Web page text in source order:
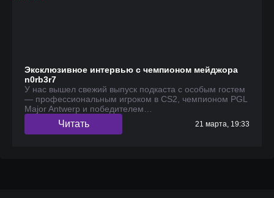
Эксклюзивное интервью с чемпионом мейджора
n0rb3r7
У нас вышел свежий выпуск подкаста с особым гостем
— профессиональным игроком в CS2, чемпионом PGL
Major Antwerp и победителем…
Читать 21 марта, 19:33